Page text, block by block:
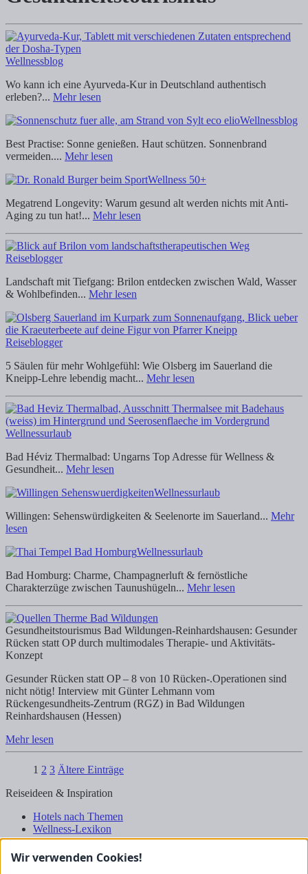
Wellnessblog
Wo kann ich eine Ayurveda-Kur in Deutschland authentisch
erleben?... Mehr lesen
Wellnessblog
Best Practise: Sonne genießen. Haut schützen. Sonnenbrand
vermeiden.... Mehr lesen
Wellness 50+
Megatrend Longevity: Warum gesund alt werden nichts mit Anti-
Aging zu tun hat!... Mehr lesen
Reiseblogger
Landschaft mit Tiefgang: Brilon entdecken zwischen Wald, Wasser
& Wohlbefinden... Mehr lesen
Reiseblogger
5 Säulen für mehr Wohlgefühl: Wie Olsberg im Sauerland die
Kneipp-Lehre lebendig macht... Mehr lesen
Wellnessurlaub
Bad Héviz Thermalbad: Ungarns Top Adresse für Wellness &
Gesundheit... Mehr lesen
Wellnessurlaub
Willingen: Sehenswürdigkeiten & Seelenorte im Sauerland... Mehr
lesen
Wellnessurlaub
Bad Homburg: Charme, Champagnerluft & fernöstliche
Charakterzüge zwischen Taunushügeln... Mehr lesen
Gesundheitstourismus Bad Wildungen-Reinhardshausen: Gesunder
Rücken statt OP durch multimodales Therapie- und Aktivitäts-
Konzept
Gesunder Rücken statt OP – 8 von 10 Rücken-.Operationen sind
nicht nötig! Interview mit Günter Lehmann vom
Rückengesundheits-Zentrum (RGZ) in Bad Wildungen
Reinhardshausen (Hessen)
Mehr lesen
1 2 3 Ältere Einträge
Reiseideen & Inspiration
Hotels nach Themen
Wellness-Lexikon
Business-Lexikon
Urlaubsregionen in Deutschland
Wir verwenden Cookies!